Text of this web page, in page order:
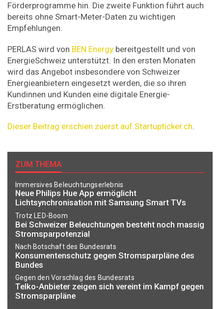
Förderprogramme hin. Die zweite Funktion führt auch
bereits ohne Smart-Meter-Daten zu wichtigen
Empfehlungen.
PERLAS wird von BEN Energy bereitgestellt und von
EnergieSchweiz unterstützt. In den ersten Monaten
wird das Angebot insbesondere von Schweizer
Energieanbietern eingesetzt werden, die so ihren
Kundinnen und Kunden eine digitale Energie-
Erstberatung ermöglichen.
Dieser Beitrag erschien zuerst auf Startupticker.ch.
ZUM THEMA
Immersives Beleuchtungserlebnis
Neue Philips Hue App ermöglicht
Lichtsynchronisation mit Samsung Smart TVs
Trotz LED-Boom
Bei Schweizer Beleuchtungen besteht noch massig
Stromsparpotenzial
Nach Botschaft des Bundesrats
Konsumentenschutz gegen Stromsparpläne des
Bundes
Gegen den Vorschlag des Bundesrats
Telko-Anbieter zeigen sich vereint im Kampf gegen
Stromsparpläne